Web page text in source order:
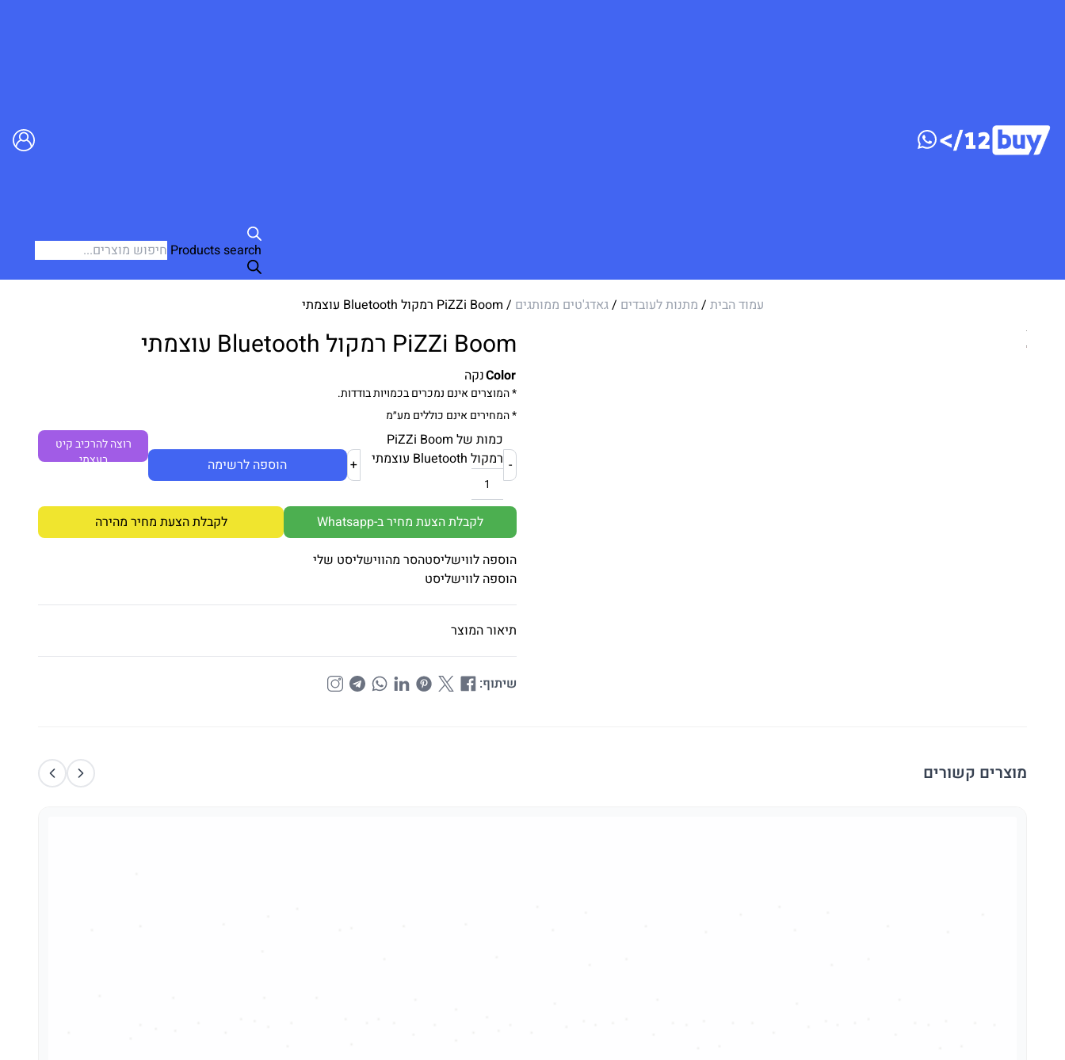
Products search
עמוד הבית / מתנות לעובדים /גאדג'טים ממותגים / PiZZi Boom רמקול Bluetooth עוצמתי
PiZZi Boom רמקול Bluetooth עוצמתי
Colorנקה
* המוצרים אינם נמכרים בכמויות בודדות.
* המחירים אינם כוללים מע״מ
-
כמות של PiZZi Boom
רמקול Bluetooth עוצמתי
+ הוספה לרשימה
רוצה להרכיב קיט
בעצמי
לקבלת הצעת מחיר ב-Whatsapp
לקבלת הצעת מחיר מהירה
הוספה לווישליסטהסר מהווישליסט שלי
הוספה לווישליסט
תיאור המוצר
שיתוף:
מוצרים קשורים